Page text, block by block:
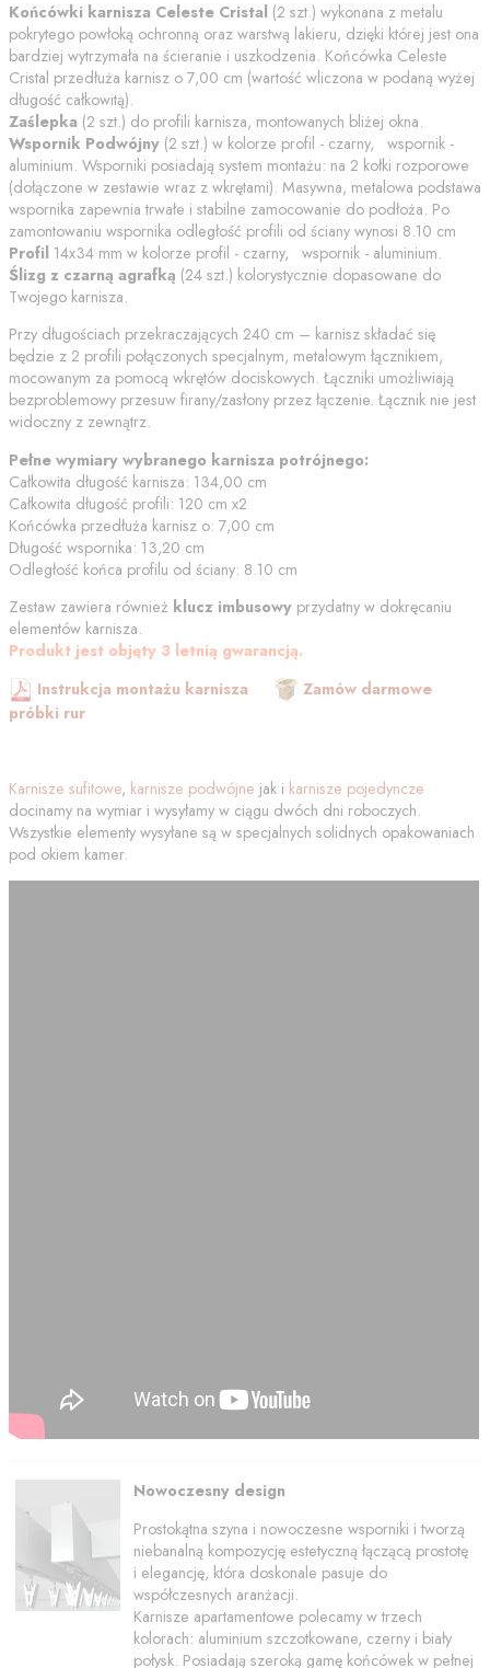
Końcówki karnisza Celeste Cristal (2 szt.) wykonana z metalu
pokrytego powłoką ochronną oraz warstwą lakieru, dzięki której jest ona
bardziej wytrzymała na ścieranie i uszkodzenia. Końcówka Celeste
Cristal przedłuża karnisz o 7,00 cm (wartość wliczona w podaną wyżej
długość całkowitą).
Zaślepka (2 szt.) do profili karnisza, montowanych bliżej okna.
Wspornik Podwójny (2 szt.) w kolorze profil - czarny, wspornik -
aluminium. Wsporniki posiadają system montażu: na 2 kołki rozporowe
(dołączone w zestawie wraz z wkrętami). Masywna, metalowa podstawa
wspornika zapewnia trwałe i stabilne zamocowanie do podłoża. Po
zamontowaniu wspornika odległość profili od ściany wynosi 8.10 cm
Profil 14x34 mm w kolorze profil - czarny, wspornik - aluminium.
Ślizg z czarną agrafką (24 szt.) kolorystycznie dopasowane do
Twojego karnisza.
Przy długościach przekraczających 240 cm – karnisz składać się
będzie z 2 profili połączonych specjalnym, metalowym łącznikiem,
mocowanym za pomocą wkrętów dociskowych. Łączniki umożliwiają
bezproblemowy przesuw firany/zasłony przez łączenie. Łącznik nie jest
widoczny z zewnątrz.
Pełne wymiary wybranego karnisza potrójnego:
Całkowita długość karnisza: 134,00 cm
Całkowita długość profili: 120 cm x2
Końcówka przedłuża karnisz o: 7,00 cm
Długość wspornika: 13,20 cm
Odległość końca profilu od ściany: 8.10 cm
Zestaw zawiera również klucz imbusowy przydatny w dokręcaniu
elementów karnisza.
Produkt jest objęty 3 letnią gwarancją.
Instrukcja montażu karnisza
Zamów darmowe
próbki rur
Karnisze sufitowe, karnisze podwójne jak i karnisze pojedyncze
docinamy na wymiar i wysyłamy w ciągu dwóch dni roboczych.
Wszystkie elementy wysyłane są w specjalnych solidnych opakowaniach
pod okiem kamer.
Nowoczesny design
Prostokątna szyna i nowoczesne wsporniki i tworzą
niebanalną kompozycję estetyczną łączącą prostotę
i elegancję, która doskonale pasuje do
współczesnych aranżacji.
Karnisze apartamentowe polecamy w trzech
kolorach: aluminium szczotkowane, czerny i biały
połysk. Posiadają szeroką gamę końcówek w pełnej